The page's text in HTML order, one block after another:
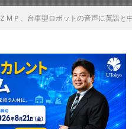
ＺＭＰ、台車型ロボットの音声に英語と